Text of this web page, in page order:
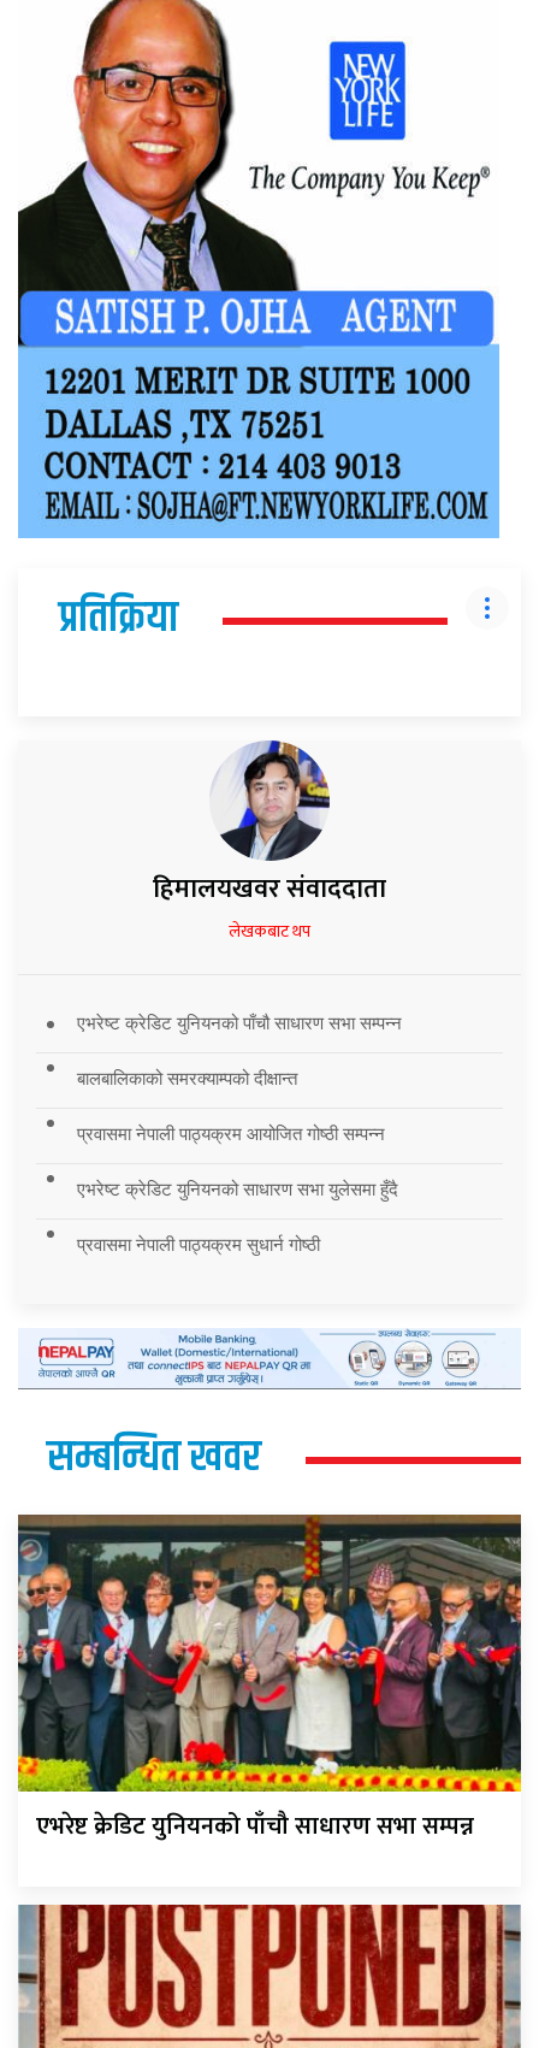
प्रतिक्रिया
हिमालयखवर संवाददाता
लेखकबाट थप
एभरेष्ट क्रेडिट युनियनको पाँचौ साधारण सभा सम्पन्न
बालबालिकाको समरक्याम्पको दीक्षान्त
प्रवासमा नेपाली पाठ्यक्रम आयोजित गोष्ठी सम्पन्न
एभरेष्ट क्रेडिट युनियनको साधारण सभा युलेसमा हुँदै
प्रवासमा नेपाली पाठ्यक्रम सुधार्न गोष्ठी
सम्बन्धित खवर
एभरेष्ट क्रेडिट युनियनको पाँचौ साधारण सभा सम्पन्न